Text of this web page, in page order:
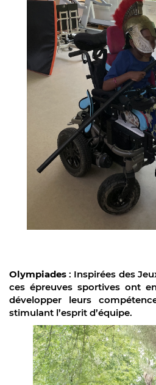
Olympiades: Inspirées des
ces épreuves sportives ont
développer leurs
stimulant l’esprit d’équipe.